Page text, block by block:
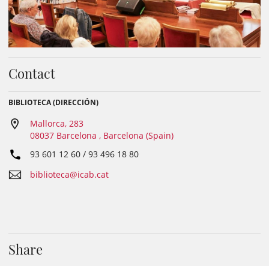
Contact
BIBLIOTECA (DIRECCIÓN)
Mallorca, 283
08037 Barcelona , Barcelona (Spain)
93 601 12 60 / 93 496 18 80
biblioteca@icab.cat
Share